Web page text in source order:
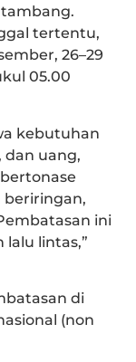
tertentu,
26–29
05.00
kebutuhan
dan uang,
beriringan,
ini
lintas,”
di
(non